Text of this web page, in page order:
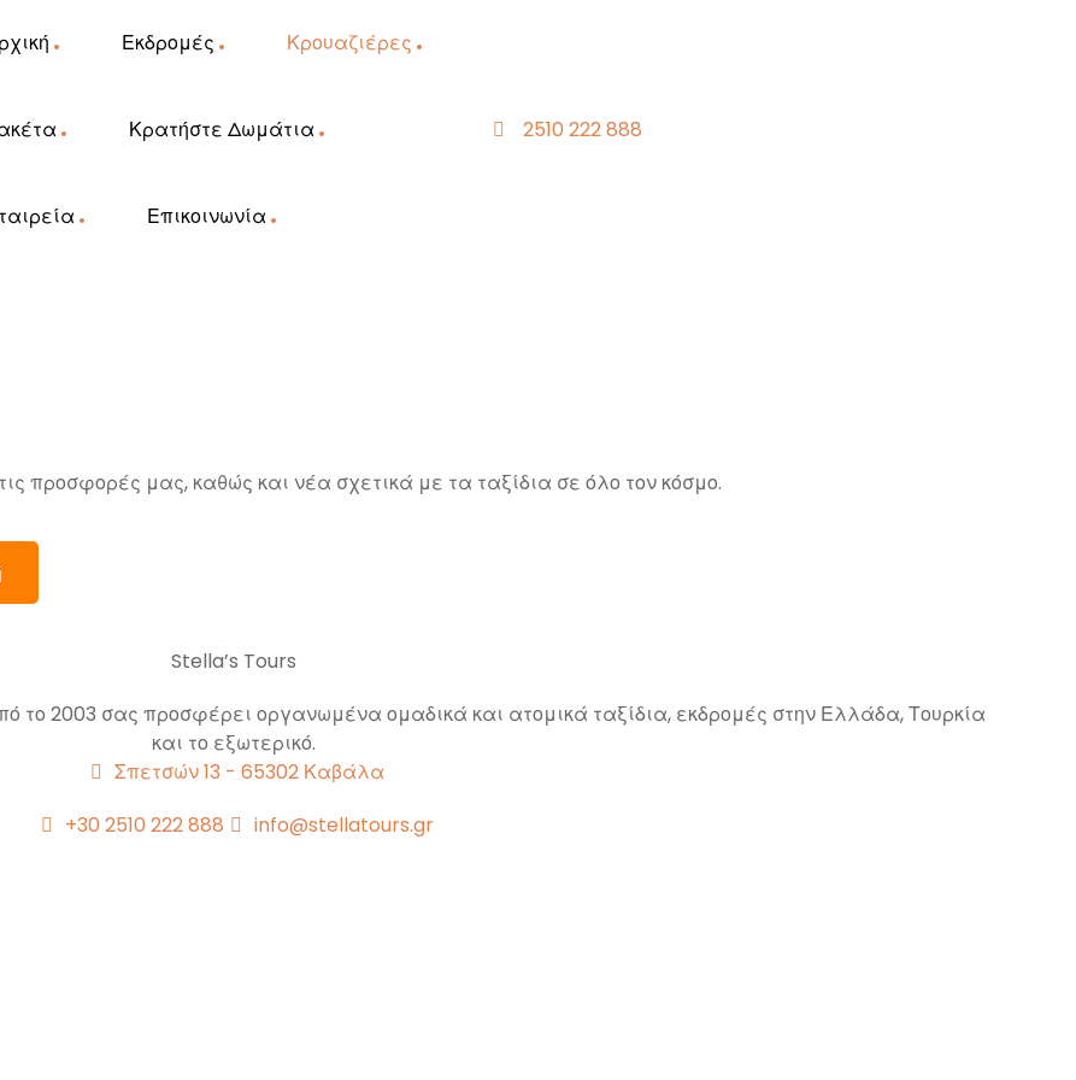
Εκδρομές Κρουαζιέρες
Κρατήστε Δωμάτια
Επικοινωνία
2510 222 888
προσφορές μας, καθώς και νέα σχετικά με τα ταξίδια σε όλο τον κόσμο.
Stella’s Tours
το 2003 σας προσφέρει οργανωμένα ομαδικά και ατομικά ταξίδια, εκδρομές στην Ελλάδα, Τουρκία
και το εξωτερικό.
Σπετσών 13 - 65302 Καβάλα
+30 2510 222 888
info@stellatours.gr